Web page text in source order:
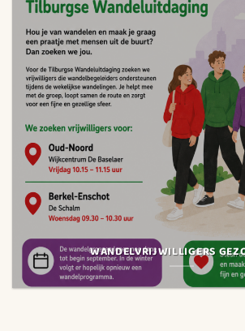
WANDELVRIJWILLIGERS